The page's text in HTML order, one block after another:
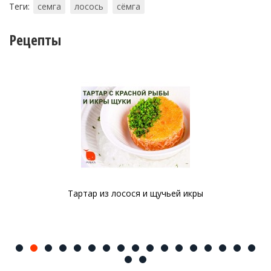
Теги: семга лосось сёмга
Рецепты
Тартар из лосося и щучьей икры